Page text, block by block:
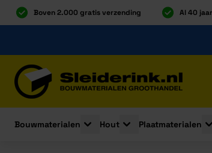
Boven 2.000 gratis verzending Al 40
Bouwmaterialen
Toggle submenu for
Hout
Toggle submenu for
Plaatmaterialen